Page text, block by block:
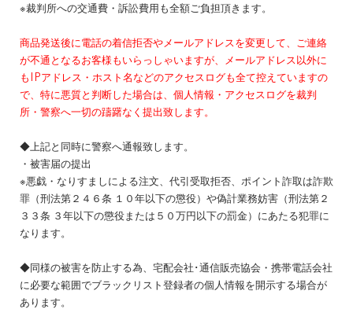
※裁判所への交通費・訴訟費用も全額ご負担頂きます。
商品発送後に電話の着信拒否やメールアドレスを変更して、ご連絡
が不通となるお客様もいらっしゃいますが、メールアドレス以外に
もIPアドレス・ホスト名などのアクセスログも全て控えていますの
で、特に悪質と判断した場合は、個人情報・アクセスログを裁判
所・警察へ一切の躊躇なく提出致します。
◆上記と同時に警察へ通報致します。
・被害届の提出
※悪戯・なりすましによる注文、代引受取拒否、ポイント詐取は詐欺
罪（刑法第２４６条 １０年以下の懲役）や偽計業務妨害（刑法第２
３３条 ３年以下の懲役または５０万円以下の罰金）にあたる犯罪に
なります。
◆同様の被害を防止する為、宅配会社･通信販売協会・携帯電話会社
に必要な範囲でブラックリスト登録者の個人情報を開示する場合が
あります。